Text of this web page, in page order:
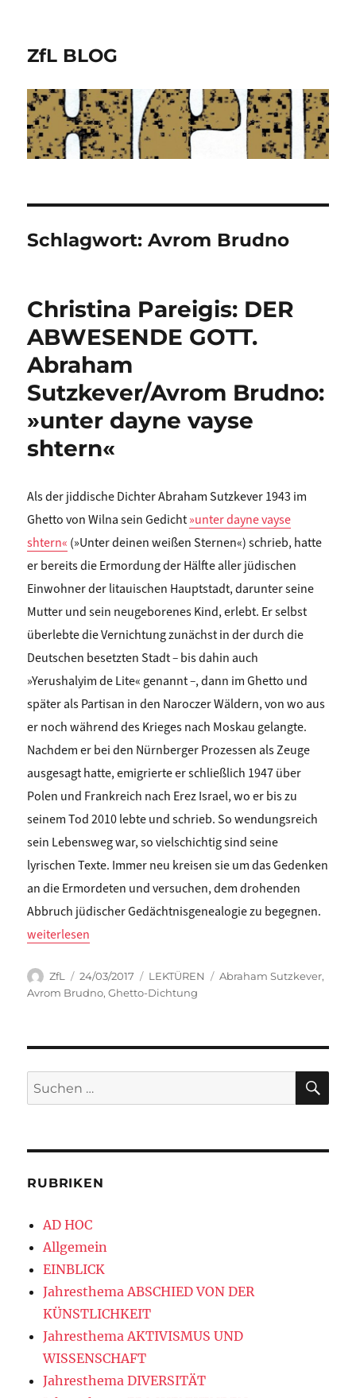
ZfL BLOG
Schlagwort:Avrom Brudno
Christina Pareigis: DER
ABWESENDE GOTT.
Abraham
Sutzkever/Avrom Brudno:
»unter dayne vayse
shtern«
Als der jiddische Dichter Abraham Sutzkever 1943 im
Ghetto von Wilna sein Gedicht»unter dayne vayse
shtern« (»Unter deinen weißen Sternen«) schrieb, hatte
er bereits die Ermordung der Hälfte aller jüdischen
Einwohner der litauischen Hauptstadt, darunter seine
Mutter und sein neugeborenes Kind, erlebt. Er selbst
überlebte die Vernichtung zunächst in der durch die
Deutschen besetzten Stadt–bis dahin auch
»Yerushalyim de Lite« genannt–, dann im Ghetto und
später als Partisan in den Naroczer Wäldern, von wo aus
er noch während des Krieges nach Moskau gelangte.
Nachdem er bei den Nürnberger Prozessen als Zeuge
ausgesagt hatte, emigrierte er schließlich 1947 über
Polen und Frankreich nach Erez Israel, wo er bis zu
seinem Tod 2010 lebte und schrieb. So wendungsreich
sein Lebensweg war, so vielschichtig sind seine
lyrischen Texte. Immer neu kreisen sie um das Gedenken
an die Ermordeten und versuchen, dem drohenden
Abbruch jüdischer Gedächtnisgenealogie zu begegnen.
„Christina Pareigis: DER ABWESENDE GOTT. Abraham
weiterlesen
Autor
ZfL
Veröffentlicht
am
24/03/2017 Kategorien
LEKTÜREN Schlagwörter
Abraham Sutzkever,
Avrom Brudno,Ghetto-Dichtung
Suchen
nach:
RUBRIKEN
AD HOC
Allgemein
EINBLICK
Jahresthema ABSCHIED VON DER
KÜNSTLICHKEIT
Jahresthema AKTIVISMUS UND
WISSENSCHAFT
Jahresthema DIVERSITÄT